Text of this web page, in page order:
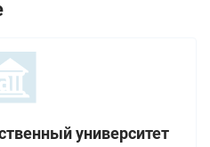
университет